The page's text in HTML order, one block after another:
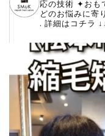
応の技術 ⁡✦おも
どのお悩みに寄
. 詳細はコチラ